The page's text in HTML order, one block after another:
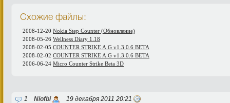
Схожие файлы:
2008-12-20 Nokia Step Counter (Обновление)
2008-05-26 Wellness Diary 1.18
2008-02-05 COUNTER STRIKE A.G v1.3.0.6 BETA
2008-02-02 COUNTER STRIKE A.G v1.3.0.6 BETA
2006-06-24 Micro Counter Strike Beta 3D
1 Niofbi 19 декабря 2011 20:21